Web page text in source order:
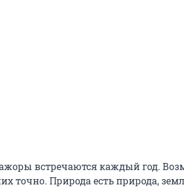
встречаются каждый год.
точно. Природа есть природа,